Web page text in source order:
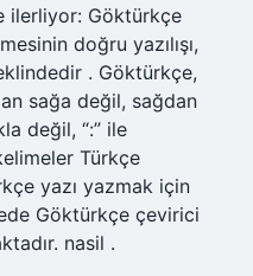
ilerliyor: Göktürkçe
doğru yazılışı,
. Göktürkçe,
sağa değil, sağdan
değil, “:” ile
Türkçe
yazı yazmak için
Göktürkçe çevirici
nasil .